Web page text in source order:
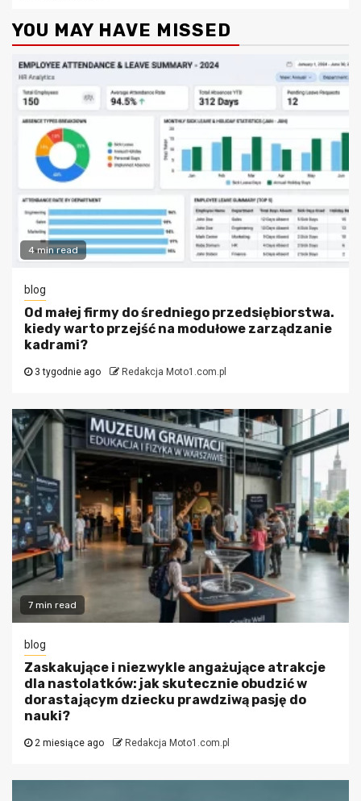
YOU MAY HAVE MISSED
4 min read
blog
Od małej firmy do średniego przedsiębiorstwa.
kiedy warto przejść na modułowe zarządzanie
kadrami?
3 tygodnie ago Redakcja Moto1.com.pl
7 min read
blog
Zaskakujące i niezwykle angażujące atrakcje
dla nastolatków: jak skutecznie obudzić w
dorastającym dziecku prawdziwą pasję do
nauki?
2 miesiące ago Redakcja Moto1.com.pl